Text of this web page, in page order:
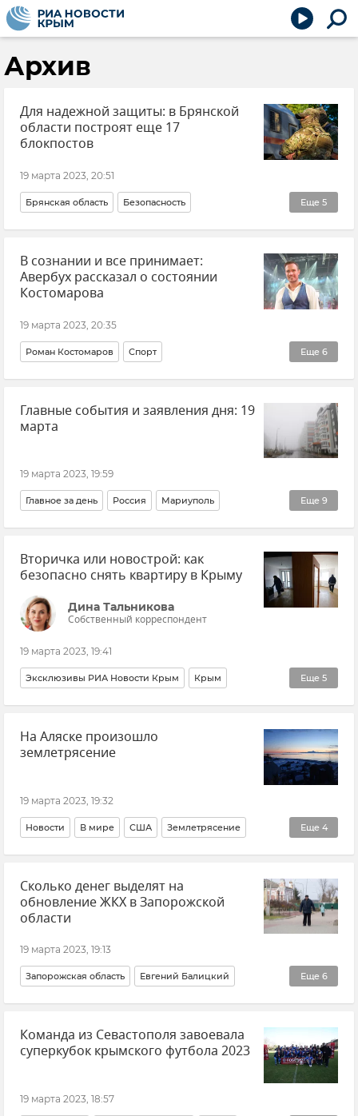
Архив
Для надежной защиты: в Брянской
области построят еще 17
блокпостов
19 марта 2023, 20:51
Еще 5
Брянская область Безопасность
Александр Богомаз Россия Новости
Росгвардия (Федеральная служба войск национальной гвардии Российской Федерации)
МВД РФ (Министерство внутренних дел Российской Федерации)
В сознании и все принимает:
Авербух рассказал о состоянии
Костомарова
19 марта 2023, 20:35
Еще 6
Роман Костомаров Спорт
Здравоохранение в России Россия Новости
Общество Здоровье Мнения
Главные события и заявления дня: 19
марта
19 марта 2023, 19:59
Еще 9
Главное за день Россия Мариуполь
События в Донбассе Белоруссия
Курская область Обстрелы Курской области
Новости СВО
Происшествия Новости
Вторичка или новострой: как
безопасно снять квартиру в Крыму
Дина Тальникова
Собственный корреспондент
19 марта 2023, 19:41
Еще 5
Эксклюзивы РИА Новости Крым Крым
Жилье в Крыму Совет эксперта Мнения
Общество Симферополь
На Аляске произошло
землетрясение
19 марта 2023, 19:32
Еще 4
Новости В мире США Землетрясение
Происшествия Новости Общество Аляска
Сколько денег выделят на
обновление ЖКХ в Запорожской
области
19 марта 2023, 19:13
Еще 6
Запорожская область Евгений Балицкий
Новые регионы России ЖКХ Экономика
Новости Общество Россия
Команда из Севастополя завоевала
суперкубок крымского футбола 2023
19 марта 2023, 18:57